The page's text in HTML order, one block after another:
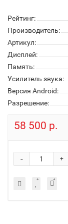
Рейтинг:
Производитель:
Артикул:
Дисплей:
Память:
Усилитель звука:
Версия Android:
Разрешение:
58 500 р.
+
-